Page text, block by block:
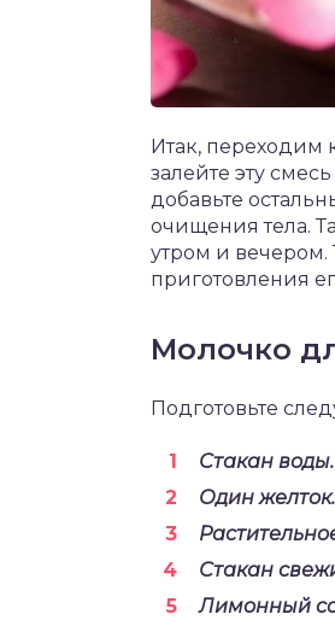
Итак, переходим
залейте эту
добавьте
очищения тела.
утром и вечером.
приготовления
Молочко
Подготовьте
Стакан воды.
Один желток.
Стакан
Лимонный